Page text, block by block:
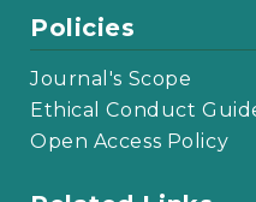
Policies
Journal's Scope
Ethical Conduct
Open Access Policy